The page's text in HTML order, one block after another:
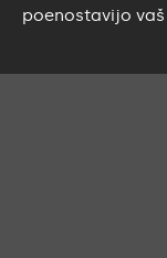
poenostavijo